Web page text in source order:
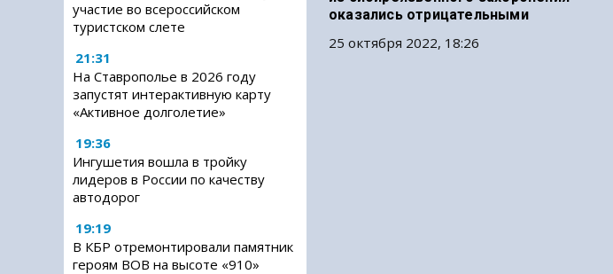
участие во всероссийском
туристском слете
21:31
На Ставрополье в 2026 году
запустят интерактивную карту
«Активное долголетие»
19:36
Ингушетия вошла в тройку
лидеров в России по качеству
автодорог
19:19
В КБР отремонтировали памятник
героям ВОВ на высоте «910»
оказались отрицательными
25 октября 2022, 18:26